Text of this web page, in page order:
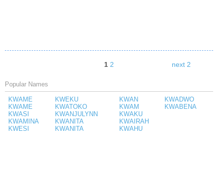
1 2 next 2
Popular Names
KWAME
KWAME
KWASI
KWAMINA
KWESI
KWEKU
KWATOKO
KWANJULYNN
KWANITA
KWANITA
KWAN
KWAM
KWAKU
KWAIRAH
KWAHU
KWADWO
KWABENA